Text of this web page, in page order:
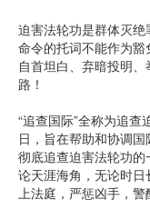
迫害法轮功是群体灭
命令的托词不能作为豁
自首坦白、弃暗投明
路！
“追查国际”全称为追
日，旨在帮助和协调
彻底追查迫害法轮功
论天涯海角，无论时
上法庭，严惩凶手，警